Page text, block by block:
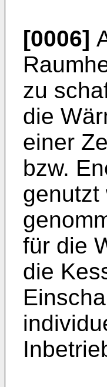
[0006]
zu
die
einer
bzw.
genutzt
für die
die